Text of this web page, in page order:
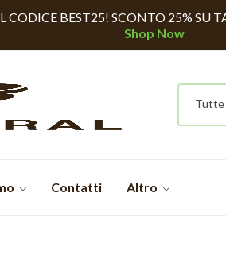
CODICE BEST25! SCONTO 25% SU
Shop Now
Tutte
Contatti Altro